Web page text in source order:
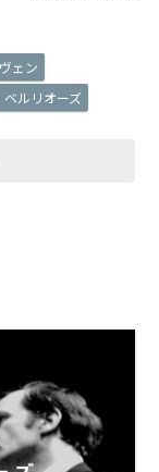
ェン
ルリオーズ